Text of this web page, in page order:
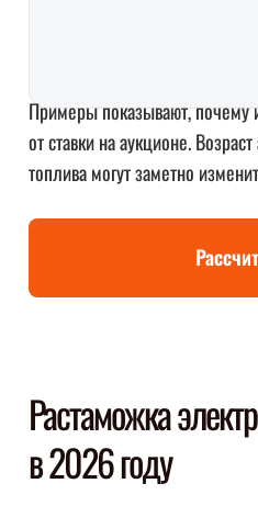
Примеры показывают, почему
от ставки на аукционе.
топлива могут заметно
Растаможка
в 2026 году